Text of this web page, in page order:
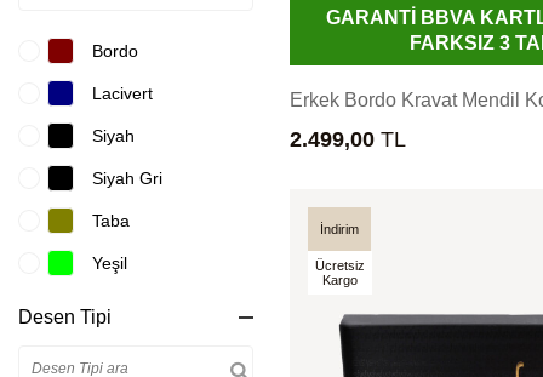
Bordo
Lacivert
Siyah
Siyah Gri
Taba
Yeşil
Desen Tipi
GARANTİ BBVA
FARKSIZ 3
Erkek Bordo Kravat Mendil
2.499,00 TL
İndirim
Ücretsiz
Kargo